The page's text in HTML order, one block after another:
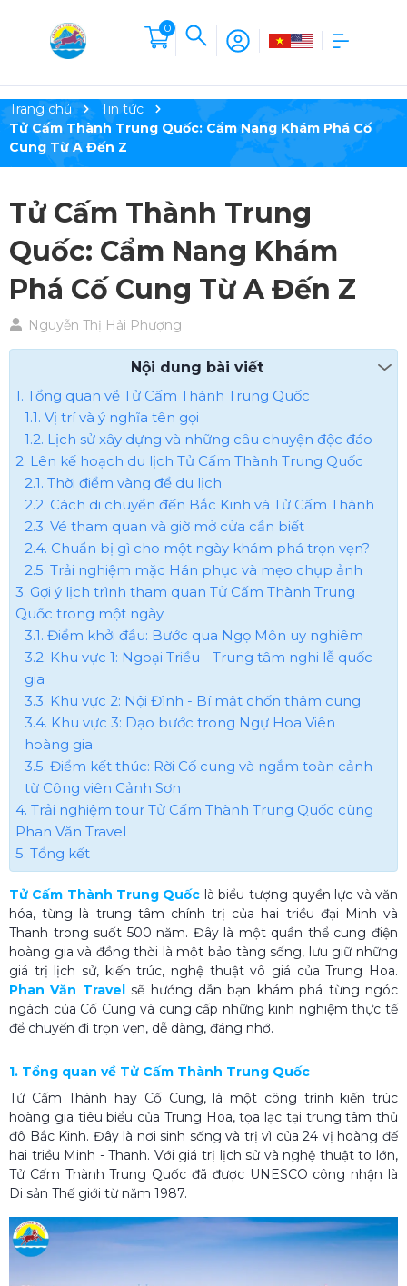
0
Trang chủ
Tin tức
Tử Cấm Thành Trung Quốc: Cẩm Nang Khám Phá Cố
Cung Từ A Đến Z
Tử Cấm Thành Trung
Quốc: Cẩm Nang Khám
Phá Cố Cung Từ A Đến Z
Nguyễn Thị Hải Phượng
Nội dung bài viết
1. Tổng quan về Tử Cấm Thành Trung Quốc
1.1. Vị trí và ý nghĩa tên gọi
1.2. Lịch sử xây dựng và những câu chuyện độc đáo
2. Lên kế hoạch du lịch Tử Cấm Thành Trung Quốc
2.1. Thời điểm vàng để du lịch
2.2. Cách di chuyển đến Bắc Kinh và Tử Cấm Thành
2.3. Vé tham quan và giờ mở cửa cần biết
2.4. Chuẩn bị gì cho một ngày khám phá trọn vẹn?
2.5. Trải nghiệm mặc Hán phục và mẹo chụp ảnh
3. Gợi ý lịch trình tham quan Tử Cấm Thành Trung
Quốc trong một ngày
3.1. Điểm khởi đầu: Bước qua Ngọ Môn uy nghiêm
3.2. Khu vực 1: Ngoại Triều - Trung tâm nghi lễ quốc
gia
3.3. Khu vực 2: Nội Đình - Bí mật chốn thâm cung
3.4. Khu vực 3: Dạo bước trong Ngự Hoa Viên
hoàng gia
3.5. Điểm kết thúc: Rời Cố cung và ngắm toàn cảnh
từ Công viên Cảnh Sơn
4. Trải nghiệm tour Tử Cấm Thành Trung Quốc cùng
Phan Văn Travel
5. Tổng kết
Tử Cấm Thành Trung Quốc là biểu tượng quyền lực và văn
hóa, từng là trung tâm chính trị của hai triều đại Minh và
Thanh trong suốt 500 năm. Đây là một quần thể cung điện
hoàng gia và đồng thời là một bảo tàng sống, lưu giữ những
giá trị lịch sử, kiến trúc, nghệ thuật vô giá của Trung Hoa.
Phan Văn Travelsẽ hướng dẫn bạn khám phá từng ngóc
ngách của Cố Cung và cung cấp những kinh nghiệm thực tế
để chuyến đi trọn vẹn, dễ dàng, đáng nhớ.
1. Tổng quan về Tử Cấm Thành Trung Quốc
Tử Cấm Thành hay Cố Cung, là một công trình kiến trúc
hoàng gia tiêu biểu của Trung Hoa, tọa lạc tại trung tâm thủ
đô Bắc Kinh. Đây là nơi sinh sống và trị vì của 24 vị hoàng đế
hai triều Minh - Thanh. Với giá trị lịch sử và nghệ thuật to lớn,
Tử Cấm Thành Trung Quốc đã được UNESCO công nhận là
Di sản Thế giới từ năm 1987.